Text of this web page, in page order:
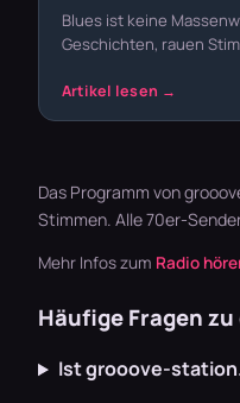
Blues ist keine
Geschichten, rauen
Das Programm von
Stimmen. Alle70er-
Mehr Infos zum Radio
Häufige Fragen
Ist grooove-